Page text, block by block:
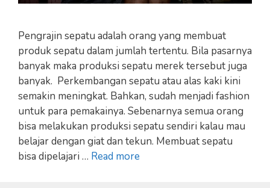
Pengrajin sepatu adalah orang yang membuat
produk sepatu dalam jumlah tertentu. Bila pasarnya
banyak maka produksi sepatu merek tersebut juga
banyak. Perkembangan sepatu atau alas kaki kini
semakin meningkat. Bahkan, sudah menjadi fashion
untuk para pemakainya. Sebenarnya semua orang
bisa melakukan produksi sepatu sendiri kalau mau
belajar dengan giat dan tekun. Membuat sepatu
bisa dipelajari … Read more